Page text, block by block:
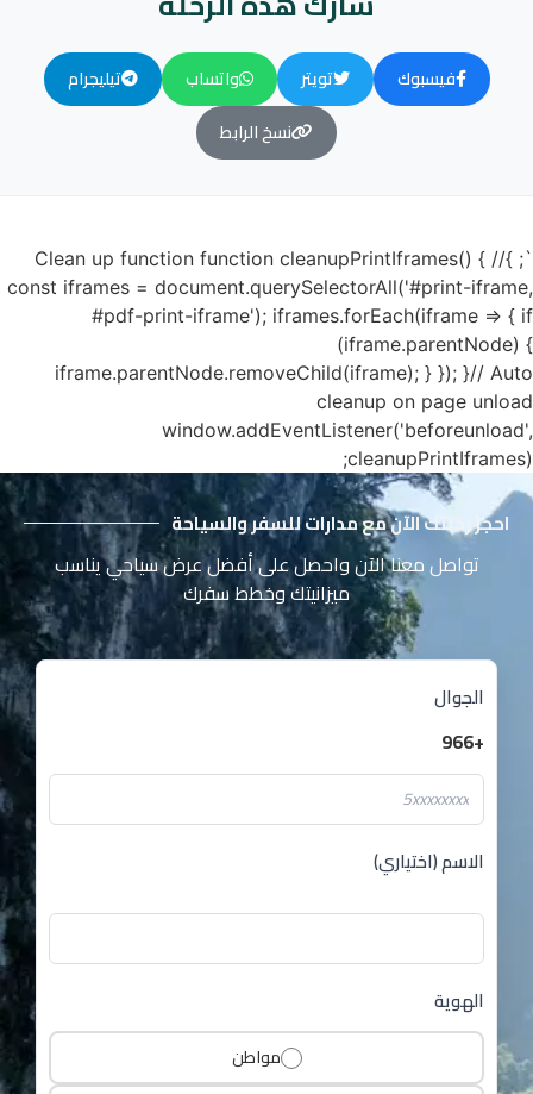
فيسبوك تويتر واتساب
تيليجرام
نسخ الرابط
`; }// Clean up function function cleanupPrintIframes() {
const iframes = document.querySelectorAll('#print-iframe,
#pdf-print-iframe'); iframes.forEach(iframe => { if
(iframe.parentNode) {
iframe.parentNode.removeChild(iframe); } }); }// Auto
cleanup on page unload
window.addEventListener('beforeunload',
cleanupPrintIframes);
احجز رحلتك الآن مع مدارات للسفر والسياحة
تواصل معنا الآن واحصل على أفضل عرض سياحي يناسب
ميزانيتك وخطط سفرك
الجوال
+966
الاسم (اختياري)
الهوية
مواطن